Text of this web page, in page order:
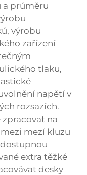
a průměru
výrobu
zařízení
tlaku,
napětí v
rozsazích.
na
mezí kluzu
extra těžké
desky